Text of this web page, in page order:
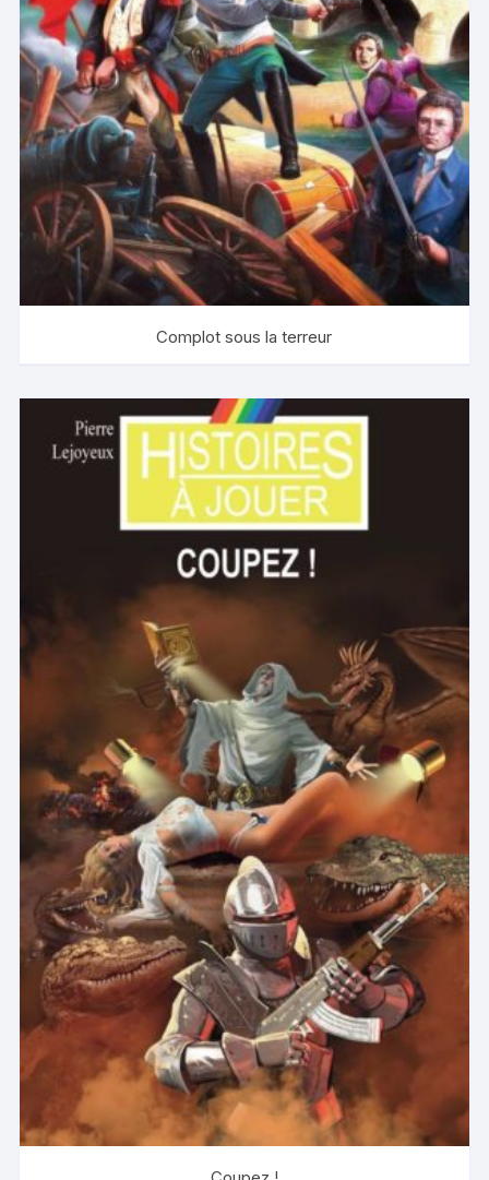
Complot sous la terreur